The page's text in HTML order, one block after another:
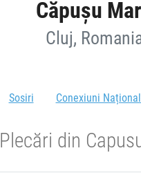
Căpușu
Cluj,
Sosiri Conexiuni
Plecări din